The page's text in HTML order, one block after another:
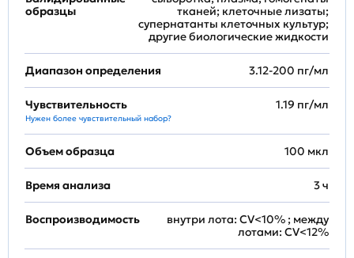
образцы
тканей; клеточные лизаты;
супернатанты клеточных культур;
другие биологические жидкости
Диапазон определения 3.12-200 пг/мл
Чувствительность
Нужен более чувствительный набор?
1.19 пг/мл
Объем образца 100 мкл
Время анализа 3 ч
Воспроизводимость
внутри лота: CV<10% ; между
лотами: CV<12%